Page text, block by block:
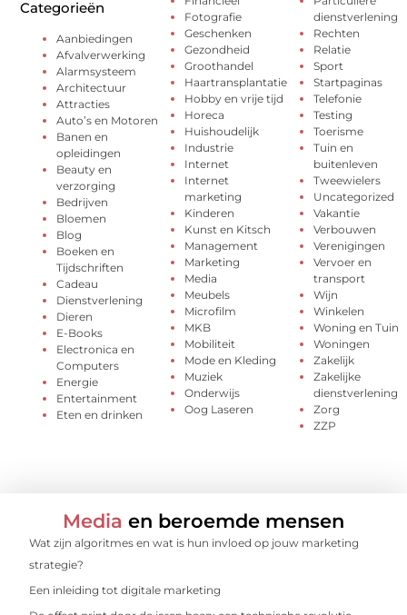
Categorieën
Aanbiedingen
Afvalverwerking
Alarmsysteem
Architectuur
Attracties
Auto’s en Motoren
Banen en
opleidingen
Beauty en
verzorging
Bedrijven
Bloemen
Blog
Boeken en
Tijdschriften
Cadeau
Dienstverlening
Dieren
E-Books
Electronica en
Computers
Energie
Entertainment
Eten en drinken
Fotografie
Geschenken
Gezondheid
Groothandel
Haartransplantatie
Hobby en vrije tijd
Horeca
Huishoudelijk
Industrie
Internet
Internet
marketing
Kinderen
Kunst en Kitsch
Management
Marketing
Media
Meubels
Microfilm
MKB
Mobiliteit
Mode en Kleding
Muziek
Onderwijs
Oog Laseren
dienstverlening
Rechten
Relatie
Sport
Startpaginas
Telefonie
Testing
Toerisme
Tuin en
buitenleven
Tweewielers
Uncategorized
Vakantie
Verbouwen
Verenigingen
Vervoer en
transport
Wijn
Winkelen
Woning en Tuin
Woningen
Zakelijk
Zakelijke
dienstverlening
Zorg
ZZP
Media en beroemde mensen
Wat zijn algoritmes en wat is hun invloed op jouw marketing
strategie?
Een inleiding tot digitale marketing